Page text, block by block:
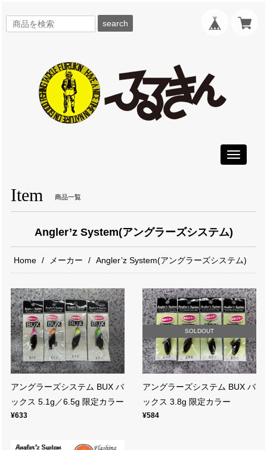
search
Toggle
Item 商品一覧
Angler’z System(アングラーズシステム)
Home メーカー Angler’z System(アングラーズシステム)
アングラーズシステム BUX バ
ックス 5.1g／6.5g 限定カラー
¥633
SOLDOUT
アングラーズシステム BUX バ
ックス 3.8g 限定カラー
¥584